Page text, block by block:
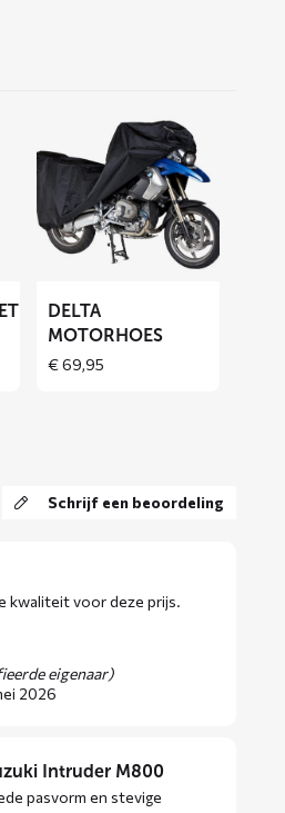
meer
over
DELTA
motorhoes
DELTA
MOTORHOES
€69,95
Schrijf een beoordeling
kwaliteit voor deze prijs.
eigenaar)
2026
Intruder M800
pasvorm en stevige